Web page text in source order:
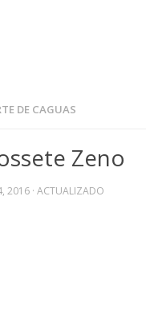
DE CAGUAS
Zeno
2016 · ACTUALIZADO